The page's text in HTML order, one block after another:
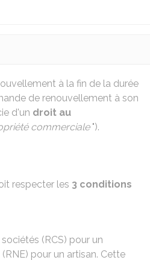
à la fin de la durée
de renouvellement à son
d'un droit au
commerciale").
respecter les 3 conditions
(RCS) pour un
pour un artisan. Cette